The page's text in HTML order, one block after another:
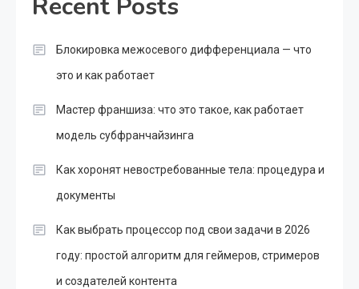
Recent Posts
Блокировка межосевого дифференциала — что
это и как работает
Мастер франшиза: что это такое, как работает
модель субфранчайзинга
Как хоронят невостребованные тела: процедура и
документы
Как выбрать процессор под свои задачи в 2026
году: простой алгоритм для геймеров, стримеров
и создателей контента